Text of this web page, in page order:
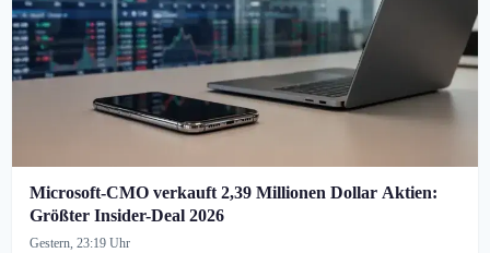
Microsoft-CMO verkauft 2,39 Millionen Dollar Aktien:
Größter Insider-Deal 2026
Gestern, 23:19 Uhr